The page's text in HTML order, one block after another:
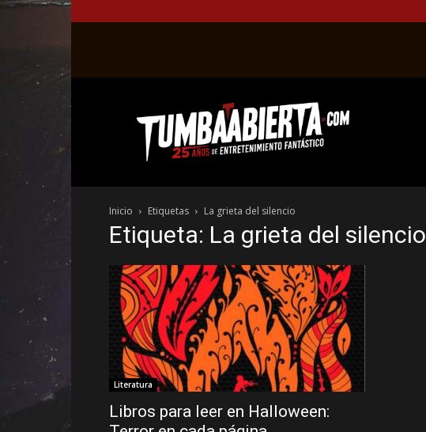
web
del
entretenimiento
el
género
fantástico.
Inicio Etiquetas La grieta del silencio
Etiqueta: La grieta del silencio
Literatura
Libros para leer en Halloween: